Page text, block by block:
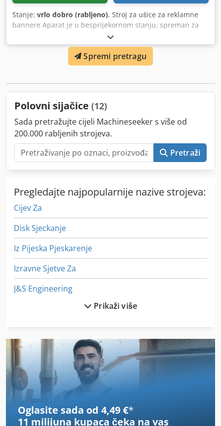
Stanje: vrlo dobro (rabljeno), Stroj za ušice za reklamne
bannere Aparat je u besprijekornom stanju, spreman za
rad. Tehnički podaci: 1 glava laserski indikator Dwodpew
Ed U Ajfx Ahpea Upravljana nožnom pedalom
Spremi pretragu
Polovni sijačice (12)
Sada pretražujte cijeli Machineseeker s više od
200.000 rabljenih strojeva.
Pretraži
Pregledajte najpopularnije nazive strojeva:
Cijev Za
Disk Sjeckanje
Iz Pijeska Pjeskarenje
Izravne Sjetve Za
J&S Engineering
Na Ležajevima
Proizvodi Od Tijesta
S Noktiju
S Točke Gledišta Okvir
Prikaži više
Oglasite sada od 4,49 €*
11 milijuna kupaca čeka na vas